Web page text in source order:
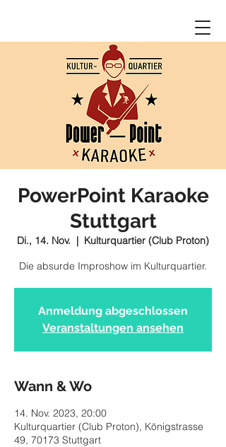
PowerPoint Karaoke
Stuttgart
Di., 14. Nov.
  |
Kulturquartier (Club Proton)
Die absurde Improshow im Kulturquartier.
Anmeldung abgeschlossen
Veranstaltungen ansehen
Wann & Wo
14. Nov. 2023, 20:00
Kulturquartier (Club Proton), Königstrasse
49, 70173 Stuttgart